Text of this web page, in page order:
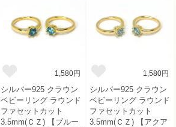
1,580円
シルバー925 クラウン
ベビーリング ラウンド
ファセットカット
3.5mm(ＣＺ) 【ブルー
1,580円
シルバー925 クラウン
ベビーリング ラウンド
ファセットカット
3.5mm(ＣＺ) 【アクア